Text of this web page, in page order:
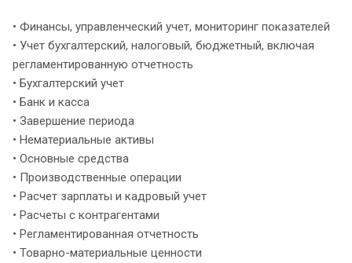
• Финансы, управленческий учет, мониторинг показателей
• Учет бухгалтерский, налоговый, бюджетный, включая
регламентированную отчетность
• Бухгалтерский учет
• Банк и касса
• Завершение периода
• Нематериальные активы
• Основные средства
• Производственные операции
• Расчет зарплаты и кадровый учет
• Расчеты с контрагентами
• Регламентированная отчетность
• Товарно-материальные ценности